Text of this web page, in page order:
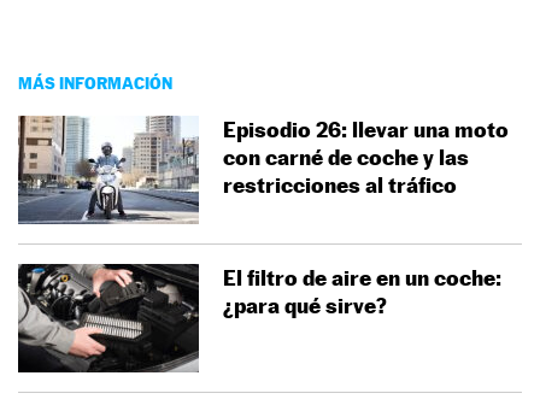
MÁS INFORMACIÓN
Episodio 26: llevar una moto
con carné de coche y las
restricciones al tráfico
El filtro de aire en un coche:
¿para qué sirve?